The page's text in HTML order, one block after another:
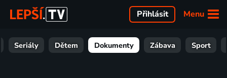
Menu
Přihlásit
Seriály Dětem Dokumenty Zábava Sport